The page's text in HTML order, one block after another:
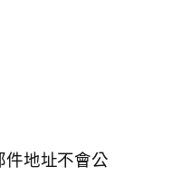
地址不會公